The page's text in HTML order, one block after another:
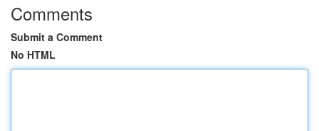
Comments
Submit a Comment
No HTML